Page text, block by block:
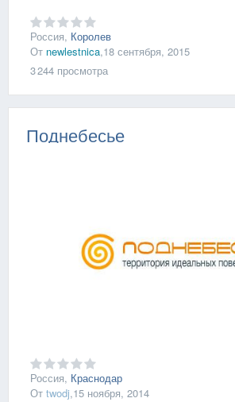
Россия, Королев
От newlestnica,18 сентября, 2015
3 244 просмотра
Поднебесье
Россия, Краснодар
От twodj,15 ноября, 2014